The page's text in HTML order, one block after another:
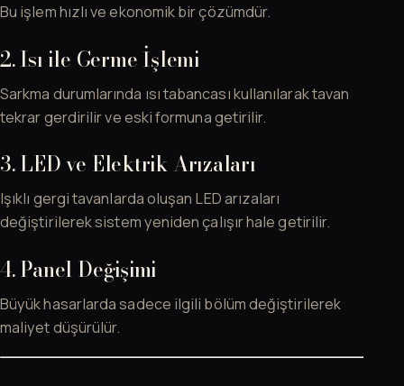
Bu işlem hızlı ve ekonomik bir çözümdür.
2. Isı ile Germe İşlemi
Sarkma durumlarında ısı tabancası kullanılarak tavan
tekrar gerdirilir ve eski formuna getirilir.
3. LED ve Elektrik Arızaları
Işıklı gergi tavanlarda oluşan LED arızaları
değiştirilerek sistem yeniden çalışır hale getirilir.
4. Panel Değişimi
Büyük hasarlarda sadece ilgili bölüm değiştirilerek
maliyet düşürülür.